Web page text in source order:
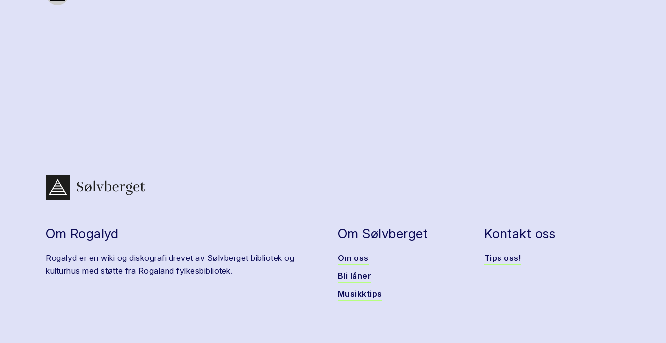
Om Rogalyd
Rogalyd er en wiki og diskografi drevet av Sølvberget bibliotek og
kulturhus med støtte fra Rogaland fylkesbibliotek.
Om Sølvberget
Om oss
Bli låner
Musikktips
Kontakt oss
Tips oss!